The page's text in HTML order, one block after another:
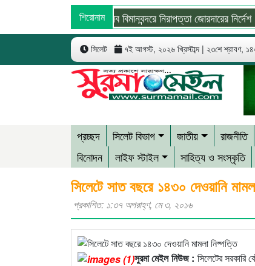
শিরোনাম
দেশের সব বিমানবন্দরে নিরাপত্তা জোরদারের নির্দেশ
সিলেট ৭ই আগস্ট, ২০২৬ খ্রিস্টাব্দ | ২৩শে শ্রাবণ,
প্রচ্ছদ সিলেট বিভাগ জাতীয় রাজনীতি
বিনোদন
লাইফ স্টাইল সাহিত্য ও সংস্কৃতি
সিলেটে সাত বছরে ১৪৩০ দেওয়ানি
প্রকাশিত: ১:৩৭ অপরাহ্ণ, মে ৩, ২০১৬
সুরমা মেইল নিউজ : সিলেটের সরকারি